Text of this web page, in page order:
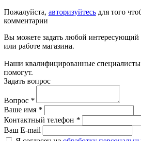
Пожалуйста, авторизуйтесь для того
комментарии
Вы можете задать любой интересующий
или работе магазина.
Наши квалифицированные специалисты
помогут.
Задать вопрос
Вопрос *
Ваше имя *
Контактный телефон *
Ваш E-mail